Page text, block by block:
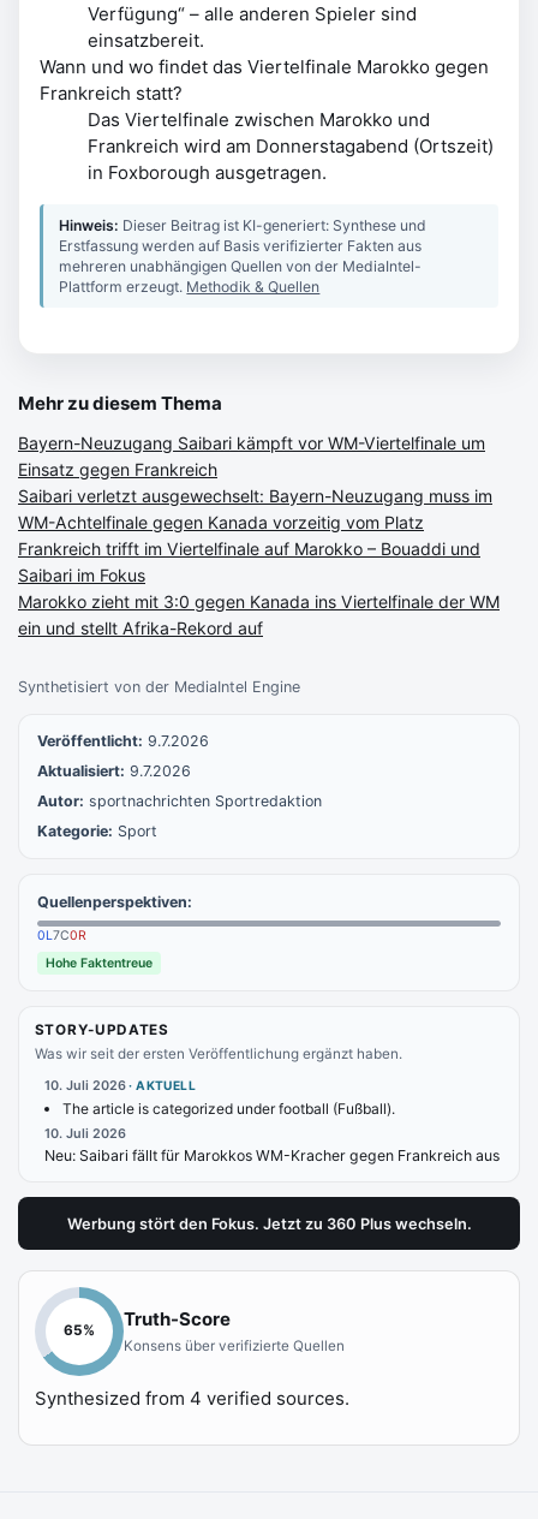
Synthetisiert von der MediaIntel Engine
Veröffentlicht: 9.7.2026
Aktualisiert: 9.7.2026
Autor: sportnachrichten Sportredaktion
Kategorie: Sport
Quellenperspektiven:
0L7C0R
Hohe Faktentreue
STORY-UPDATES
Was wir seit der ersten Veröffentlichung ergänzt haben.
10. Juli 2026·AKTUELL
The article is categorized under football (Fußball).
10. Juli 2026
Neu: Saibari fällt für Marokkos WM-Kracher gegen Frankreich aus
Werbung stört den Fokus. Jetzt zu 360 Plus wechseln.
Verfügung“ – alle anderen Spieler sind
einsatzbereit.
Wann und wo findet das Viertelfinale Marokko gegen
Frankreich statt?
Das Viertelfinale zwischen Marokko und
Frankreich wird am Donnerstagabend (Ortszeit)
in Foxborough ausgetragen.
Hinweis: Dieser Beitrag ist KI-generiert: Synthese und
Erstfassung werden auf Basis verifizierter Fakten aus
mehreren unabhängigen Quellen von der MediaIntel-
Plattform erzeugt. Methodik & Quellen
Mehr zu diesem Thema
Bayern-Neuzugang Saibari kämpft vor WM-Viertelfinale um
Einsatz gegen Frankreich
Saibari verletzt ausgewechselt: Bayern-Neuzugang muss im
WM-Achtelfinale gegen Kanada vorzeitig vom Platz
Frankreich trifft im Viertelfinale auf Marokko – Bouaddi und
Saibari im Fokus
Marokko zieht mit 3:0 gegen Kanada ins Viertelfinale der WM
ein und stellt Afrika-Rekord auf
65%
Truth-Score
Konsens über verifizierte Quellen
Synthesized from 4 verified sources.